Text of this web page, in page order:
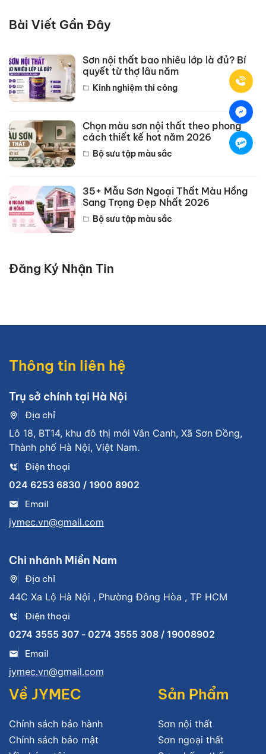
Bài Viết Gần Đây
Sơn nội thất bao nhiêu lớp là đủ? Bí
quyết từ thợ lâu năm
Kinh nghiệm thi công
Chọn màu sơn nội thất theo phong
cách thiết kế hot năm 2026
Bộ sưu tập màu sắc
35+ Mẫu Sơn Ngoại Thất Màu Hồng
Sang Trọng Đẹp Nhất 2026
Bộ sưu tập màu sắc
Đăng Ký Nhận Tin
Thông tin liên hệ
Trụ sở chính tại Hà Nội
Địa chỉ
Lô 18, BT14, khu đô thị mới Vân Canh, Xã Sơn Đồng,
Thành phố Hà Nội, Việt Nam.
Điện thoại
024 6253 6830 / 1900 8902
Email
jymec.vn@gmail.com
Chi nhánh Miền Nam
Địa chỉ
44C Xa Lộ Hà Nội , Phường Đông Hòa , TP HCM
Điện thoại
0274 3555 307 - 0274 3555 308 / 19008902
Email
jymec.vn@gmail.com
Về JYMEC
Chính sách bảo hành
Chính sách bảo mật
Sản Phẩm
Sơn nội thất
Sơn ngoại thất